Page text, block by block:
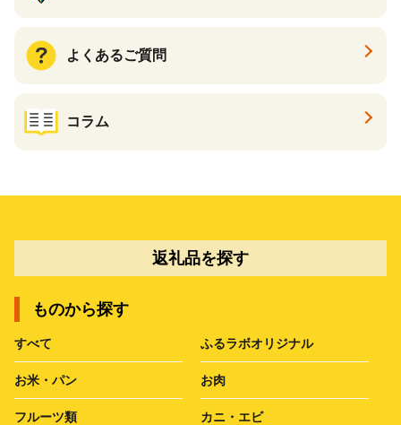
よくあるご質問
コラム
返礼品を探す
ものから探す
すべて ふるラボオリジナル
お米・パン お肉
フルーツ類 カニ・エビ